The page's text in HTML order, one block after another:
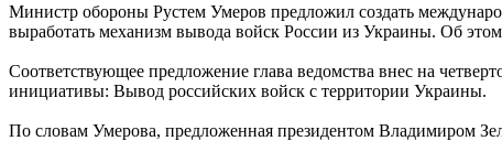
Министр обороны Рустем Умеров предложил создать
выработать механизм вывода войск России из Украины. Об
Соответствующее предложение глава ведомства внес на
инициативы: Вывод российских войск с территории Украины.
По словам Умерова, предложенная президентом Владимиром